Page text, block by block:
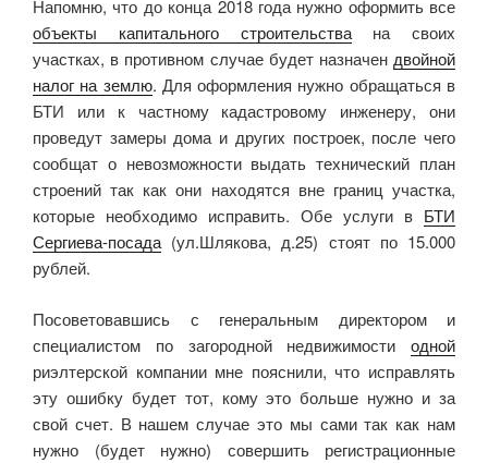
Напомню, что до конца 2018 года нужно оформить все
объекты капитального строительствана своих
участках, в противном случае будет назначен двойной
налог на землю. Для оформления нужно обращаться в
БТИ или к частному кадастровому инженеру, они
проведут замеры дома и других построек, после чего
сообщат о невозможности выдать технический план
строений так как они находятся вне границ участка,
которые необходимо исправить. Обе услуги в БТИ
Сергиева-посада(ул.Шлякова, д.25) стоят по 15.000
рублей.
Посоветовавшись с генеральным директором и
специалистом по загородной недвижимости одной
риэлтерской компании мне пояснили, что исправлять
эту ошибку будет тот, кому это больше нужно и за
свой счет. В нашем случае это мы сами так как нам
нужно (будет нужно) совершить регистрационные